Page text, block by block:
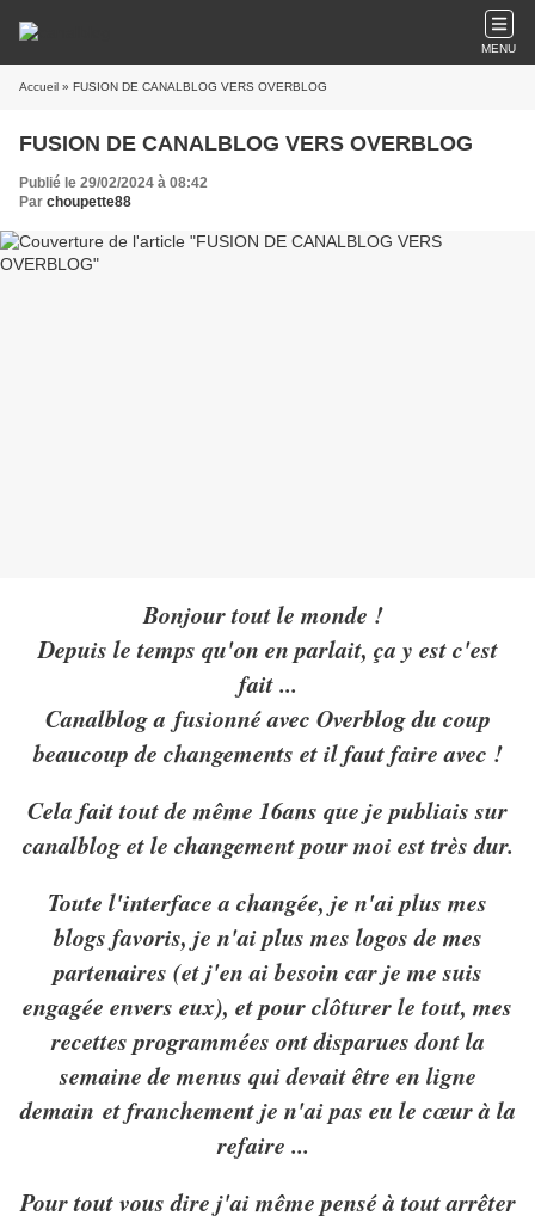
MENU
Accueil » FUSION DE CANALBLOG VERS OVERBLOG
FUSION DE CANALBLOG VERS OVERBLOG
Publié le 29/02/2024 à 08:42
Par choupette88
Bonjour tout le monde !
Depuis le temps qu'on en parlait, ça y est c'est
fait ...
Canalblog a fusionné avec Overblog du coup
beaucoup de changements et il faut faire avec !
Cela fait tout de même 16ans que je publiais sur
canalblog et le changement pour moi est très dur.
Toute l'interface a changée, je n'ai plus mes
blogs favoris, je n'ai plus mes logos de mes
partenaires (et j'en ai besoin car je me suis
engagée envers eux), et pour clôturer le tout, mes
recettes programmées ont disparues dont la
semaine de menus qui devait être en ligne
demain et franchement je n'ai pas eu le cœur à la
refaire ...
Pour tout vous dire j'ai même pensé à tout arrêter